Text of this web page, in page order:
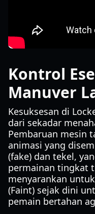
Kontrol
Manuver
Kesuksesan di
dari sekadar
Pembaruan mesin
animasi yang
(fake) dan tekel,
permainan tingkat
menyarankan
(Faint) sejak dini
pemain bertahan